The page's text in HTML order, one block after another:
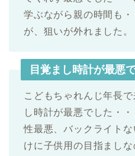
学ぶながら親の時間も
が、狙いが外れました。
目覚まし時計が最悪
こどもちゃれんじ年長
し時計が最悪でした・
性最悪、バックライト
けに子供用の目指まし